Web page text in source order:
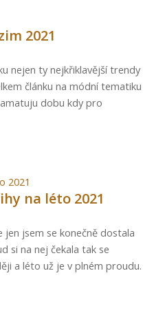
2021
nejen ty nejkřiklavější trendy
článku na módní tematiku
dobu kdy pro
na léto 2021
jsem se konečně dostala
si na nej čekala tak se
a léto už je v plném proudu.